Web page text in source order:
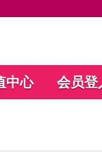
中心 会员登